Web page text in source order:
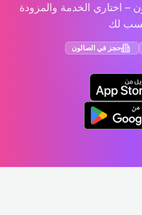
– اختاري الخدمة والمزودة
لك
حجز في الصالون